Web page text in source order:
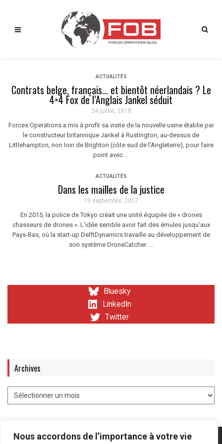
Nous accordons de l’importance à votre vie
ACTUALITÉS
Contrats belge, français… et bientôt néerlandais ? Le
4×4 Fox de l’Anglais Jankel séduit
24 juillet, 2018
Forces Operations a mis à profit sa visite de la nouvelle usine établie par
le constructeur britannique Jankel à Rustington, au-dessus de
Littlehampton, non loin de Brighton (côte sud de l’Angleterre), pour faire
point avec ...
ACTUALITÉS
Dans les mailles de la justice
19 septembre, 2017
En 2015, la police de Tokyo créait une unité équipée de « drones
chasseurs de drones ». L’idée semble avoir fait des émules jusqu’aux
Pays-Bas, où la start-up DelftDynamics travaille au développement de
son système DroneCatcher. ...
Bluesky
LinkedIn
Twitter
Archives